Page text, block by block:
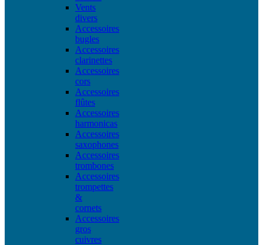
Vents
divers
Accessoires
bugles
Accessoires
clarinettes
Accessoires
cors
Accessoires
flûtes
Accessoires
harmonicas
Accessoires
saxophones
Accessoires
trombones
Accessoires
trompettes
&
cornets
Accessoires
gros
cuivres